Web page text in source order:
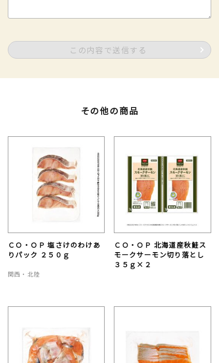
この内容で送信する
その他の商品
ＣＯ・ＯＰ 塩さけのわけあ
りパック ２５０ｇ
関西・北陸
ＣＯ・ＯＰ 北海道産秋鮭ス
モークサーモン切り落とし
３５ｇ×２